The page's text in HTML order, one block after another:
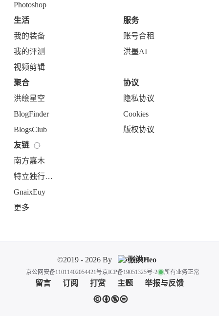
Photoshop
生活
我的装备
我的评测
视频剪辑
服务
账号合租
洪墨AI
聚合
洪绘星空
BlogFinder
BlogsClub
协议
隐私协议
Cookies
版权协议
友链
南方嘉木
特立独行的异类
GnaixEuy
更多
©2019 - 2026 By 张洪Heo
京公网安备11011402054421号京ICP备19051325号-2 所有业务正常
留言 订阅 打赏 主题 举报与反馈